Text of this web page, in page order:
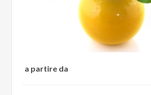
a partire da